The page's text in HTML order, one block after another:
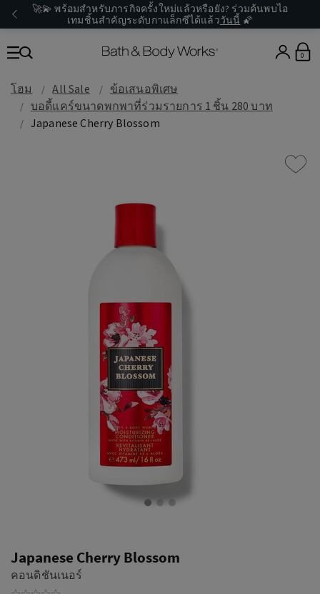
🚀💫 พร้อมสำหรับภารกิจครั้งใหม่แล้วหรือยัง? ร่วมค้นพบไอ
เทมชิ้นสำคัญระดับกาแล็กซีได้แล้ววันนี้ 🌠
0
โฮม All Sale
ข้อเสนอพิเศษ
บอดี้แคร์ขนาดพกพาที่ร่วมรายการ 1 ชิ้น 280 บาท
Japanese Cherry Blossom
Japanese Cherry Blossom
คอนดิชันเนอร์